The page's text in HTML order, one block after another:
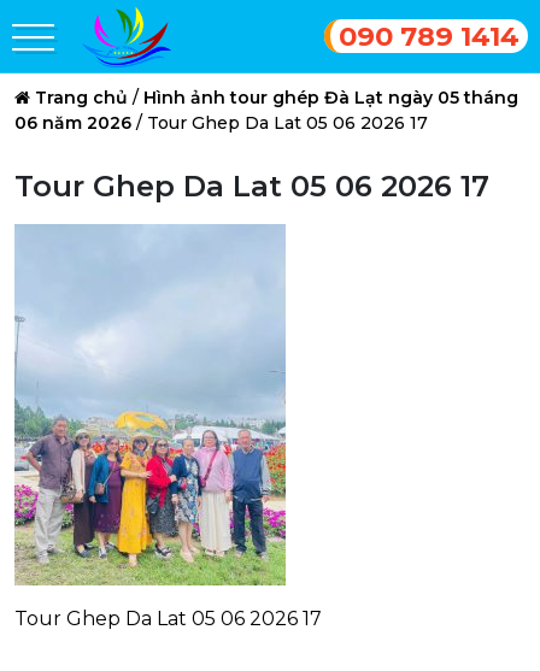
090 789 1414
Trang chủ / Hình ảnh tour ghép Đà Lạt ngày 05 tháng
06 năm 2026 / Tour Ghep Da Lat 05 06 2026 17
Tour Ghep Da Lat 05 06 2026 17
Tour Ghep Da Lat 05 06 2026 17